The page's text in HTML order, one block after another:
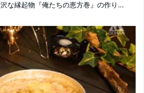
沢な縁起物『俺たちの恵方巻』の作り...